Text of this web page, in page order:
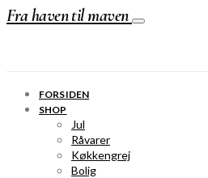
Fra haven til maven
FORSIDEN
SHOP
Jul
Råvarer
Køkkengrej
Bolig